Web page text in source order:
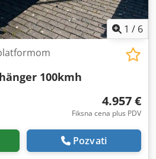
1 / 6
100kmh
4.957 €
Fiksna cena plus PDV
Pozvati